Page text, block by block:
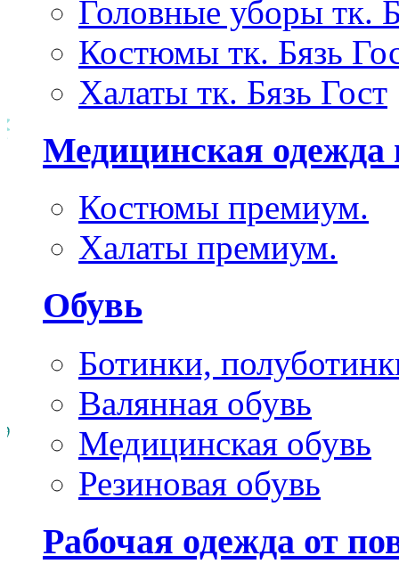
Головные уборы тк.
Костюмы тк. Бязь
Халаты тк. Бязь Гост
Медицинская одежда
Костюмы премиум.
Халаты премиум.
Обувь
Ботинки,
Валянная обувь
Медицинская обувь
Резиновая обувь
Рабочая одежда от